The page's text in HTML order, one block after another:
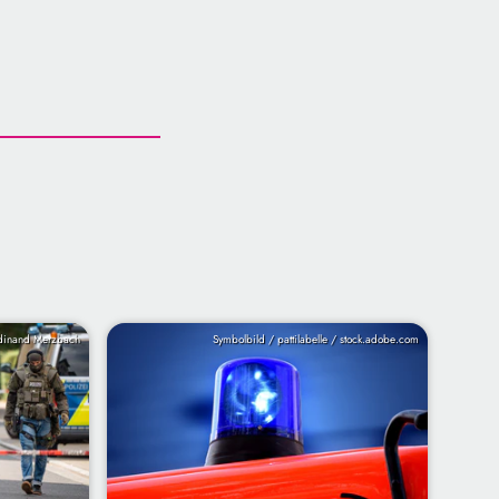
Merzbach Symbolbild / pattilabelle / stock.adobe.com